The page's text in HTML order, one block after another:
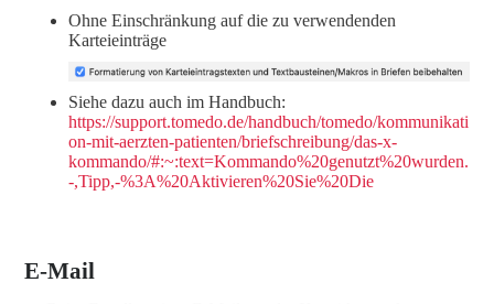
Ohne Einschränkung auf die zu verwendenden
Karteieinträge
Siehe dazu auch im Handbuch:
https://support.tomedo.de/handbuch/tomedo/kommunikati
on-mit-aerzten-patienten/briefschreibung/das-x-
kommando/#:~:text=Kommando%20genutzt%20wurden.
-,Tipp,-%3A%20Aktivieren%20Sie%20Die
E-Mail